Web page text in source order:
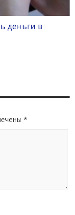
деньги в
*